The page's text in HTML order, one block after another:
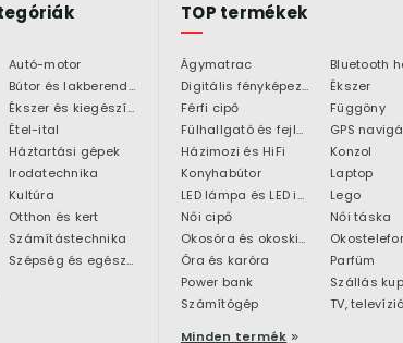
Autó-motor
Bútor és lakberendezés
Ékszer és kiegészítő
Étel-ital
Háztartási gépek
Irodatechnika
Kultúra
Otthon és kert
Számítástechnika
Szépség és egészség
TOP termékek
Ágymatrac
Digitális fényképezőgép
Ékszer
Férfi cipő
Függöny
Fülhallgató és fejlhallgató
GPS
Házimozi és HiFi
Konzol
Konyhabútor
Laptop
LED lámpa és LED izzó
Lego
Női cipő
Női táska
Okosóra és okoskiegészítő
Óra és karóra
Parfüm
Power bank
Szállás
Számítógép
TV,
Minden termék